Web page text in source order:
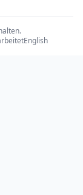
English